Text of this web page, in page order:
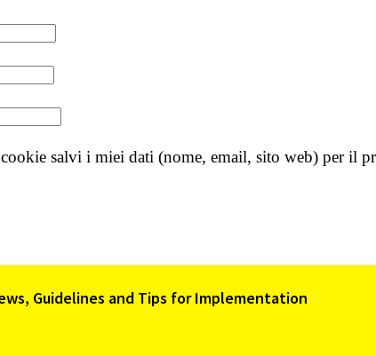
salvi i miei dati (nome, email, sito web) per il
Guidelines and Tips for Implementation